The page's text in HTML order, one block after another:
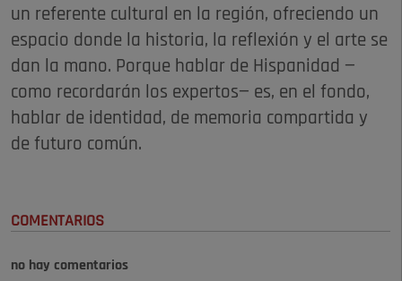
un referente cultural en la región, ofreciendo un
espacio donde la historia, la reflexión y el arte se
dan la mano. Porque hablar de Hispanidad —
como recordarán los expertos— es, en el fondo,
hablar de identidad, de memoria compartida y
de futuro común.
COMENTARIOS
no hay comentarios